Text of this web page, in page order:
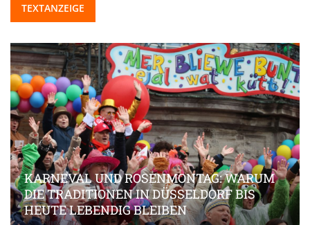
TEXTANZEIGE
KARNEVAL UND ROSENMONTAG: WARUM
DIE TRADITIONEN IN DÜSSELDORF BIS
HEUTE LEBENDIG BLEIBEN